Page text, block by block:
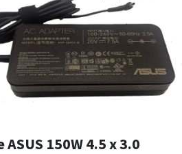
150W 4.5 x 3.0